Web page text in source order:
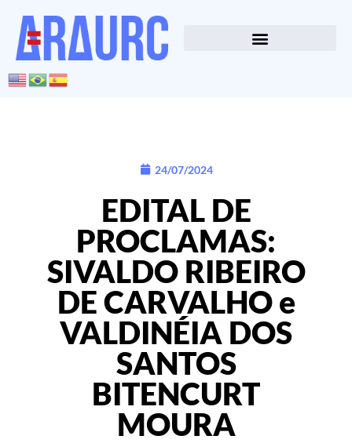
24/07/2024
EDITAL DE
PROCLAMAS:
SIVALDO RIBEIRO
DE CARVALHO e
VALDINÉIA DOS
SANTOS
BITENCURT
MOURA